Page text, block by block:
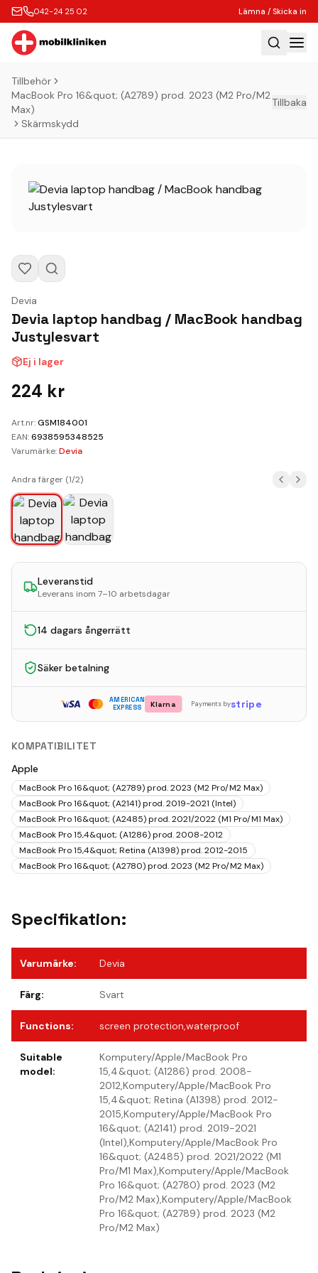
042-24 25 02 Lämna / Skicka in
Hem
Laga
Köp
Boka Express
Lämna / Skicka in
Butik
Kontakt
Kundvagn
Tillbehör
MacBook Pro 16&quot; (A2789) prod. 2023 (M2 Pro/M2
Max)
Skärmskydd
Tillbaka
Devia
Devia laptop handbag / MacBook handbag
Justylesvart
Ej i lager
224 kr
Art.nr:GSM184001
EAN:6938595348525
Varumärke:Devia
Andra färger (1/2)
Leveranstid
Leverans inom 7–10 arbetsdagar
14 dagars ångerrätt
Säker betalning
AMERICAN
EXPRESS
Klarna Payments bystripe
KOMPATIBILITET
Apple
MacBook Pro 16&quot; (A2789) prod. 2023 (M2 Pro/M2 Max)
MacBook Pro 16&quot; (A2141) prod. 2019-2021 (Intel)
MacBook Pro 16&quot; (A2485) prod. 2021/2022 (M1 Pro/M1 Max)
MacBook Pro 15,4&quot; (A1286) prod. 2008-2012
MacBook Pro 15,4&quot; Retina (A1398) prod. 2012-2015
MacBook Pro 16&quot; (A2780) prod. 2023 (M2 Pro/M2 Max)
Specifikation:
Varumärke: Devia
Färg: Svart
Functions: screen protection,waterproof
Suitable
model:
Komputery/Apple/MacBook Pro
15,4&quot; (A1286) prod. 2008-
2012,Komputery/Apple/MacBook Pro
15,4&quot; Retina (A1398) prod. 2012-
2015,Komputery/Apple/MacBook Pro
16&quot; (A2141) prod. 2019-2021
(Intel),Komputery/Apple/MacBook Pro
16&quot; (A2485) prod. 2021/2022 (M1
Pro/M1 Max),Komputery/Apple/MacBook
Pro 16&quot; (A2780) prod. 2023 (M2
Pro/M2 Max),Komputery/Apple/MacBook
Pro 16&quot; (A2789) prod. 2023 (M2
Pro/M2 Max)